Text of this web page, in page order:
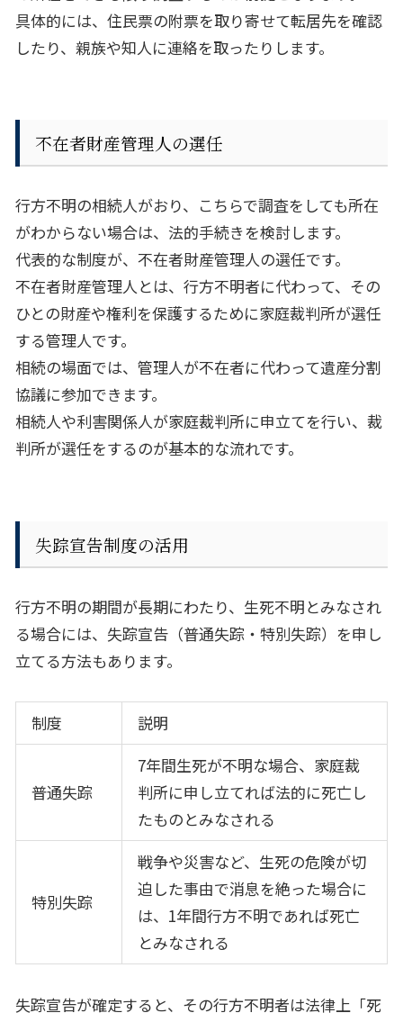
具体的には、住民票の附票を取り寄せて転居先を確認
したり、親族や知人に連絡を取ったりします。
不在者財産管理人の選任
行方不明の相続人がおり、こちらで調査をしても所在
がわからない場合は、法的手続きを検討します。
代表的な制度が、不在者財産管理人の選任です。
不在者財産管理人とは、行方不明者に代わって、その
ひとの財産や権利を保護するために家庭裁判所が選任
する管理人です。
相続の場面では、管理人が不在者に代わって遺産分割
協議に参加できます。
相続人や利害関係人が家庭裁判所に申立てを行い、裁
判所が選任をするのが基本的な流れです。
失踪宣告制度の活用
行方不明の期間が長期にわたり、生死不明とみなされ
る場合には、失踪宣告（普通失踪・特別失踪）を申し
立てる方法もあります。
制度 説明
普通失踪
7年間生死が不明な場合、家庭裁
判所に申し立てれば法的に死亡し
たものとみなされる
特別失踪
戦争や災害など、生死の危険が切
迫した事由で消息を絶った場合に
は、 1年間行方不明であれば死亡
とみなされる
失踪宣告が確定すると、その行方不明者は法律上「死